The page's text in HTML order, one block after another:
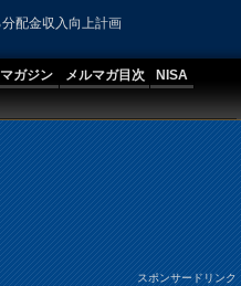
配金収入向上計画
ガジン メルマガ目次
NISA
スポンサードリンク